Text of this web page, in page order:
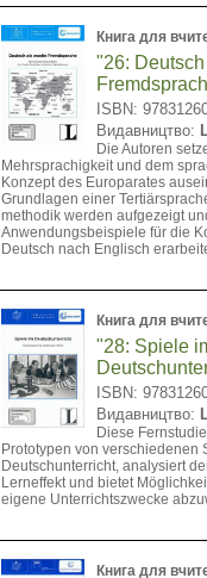
Книга для
"26:
ISBN:
Видавництво:
Die Autoren
Mehrsprachigkeit und dem
Konzept des Europarates
Grundlagen einer
methodik werden aufgezeigt
Anwendungsbeispiele für die
Deutsch nach Englisch
Книга для
"28: Spiele
ISBN:
Видавництво:
Diese
Prototypen von verschiedenen
Deutschunterricht, analysiert
Lerneffekt und bietet
eigene Unterrichtszwecke
Книга для